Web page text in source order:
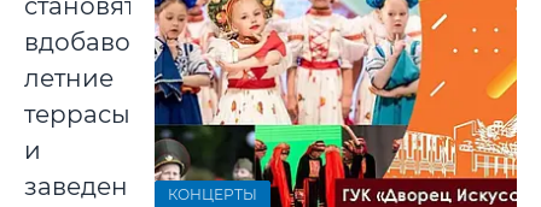
становятся
вдобавок
летние
террасы
и
заведения КОНЦЕРТЫ